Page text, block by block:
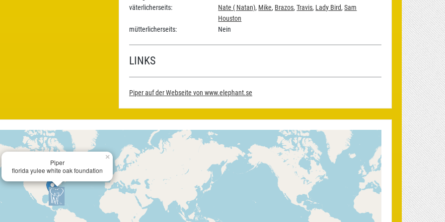
väterlicherseits:
Nate ( Natan), Mike, Brazos,Travis, Lady Bird,Sam
Houston
mütterlicherseits:
Nein
LINKS
Piper auf der Webseite von www.elephant.se
×
Piper
florida yulee white oak foundation